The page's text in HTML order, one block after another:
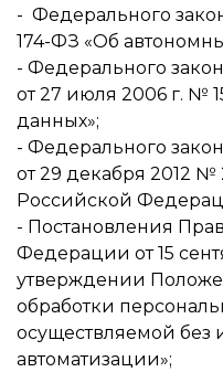
- Федерального
174-ФЗ «Об
- Федерального
от 27 июля 2006 г. №
данных»;
- Федерального
от 29 декабря 2012
Российской
- Постановления
Федерации от 15
утверждении
обработки
осуществляемой без
автоматизации»;